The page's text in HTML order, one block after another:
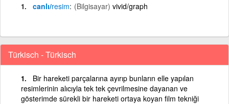
canlı/resim (Bilgisayar) vivid/graph
Türkisch - Türkisch
Bir hareketi parçalarına ayırıp bunların elle yapılan
resimlerinin alıcıyla tek tek çevrilmesine dayanan ve
gösterimde sürekli bir hareketi ortaya koyan film tekniği